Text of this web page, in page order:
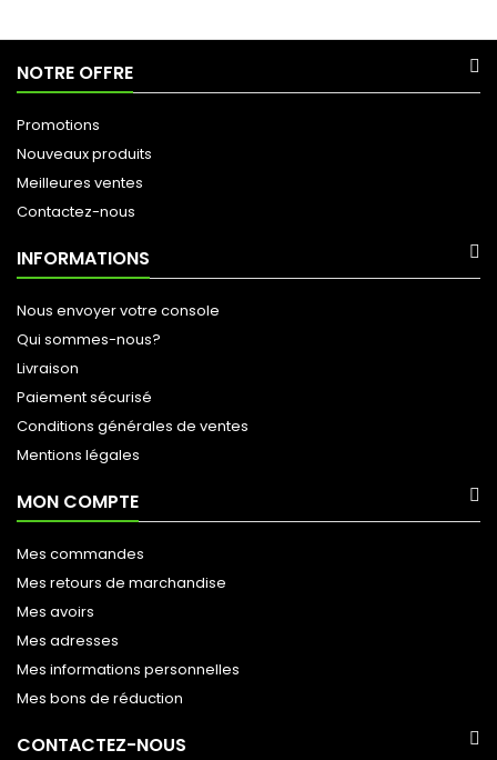
NOTRE OFFRE
Promotions
Nouveaux produits
Meilleures ventes
Contactez-nous
INFORMATIONS
Nous envoyer votre console
Qui sommes-nous?
Livraison
Paiement sécurisé
Conditions générales de ventes
Mentions légales
MON COMPTE
Mes commandes
Mes retours de marchandise
Mes avoirs
Mes adresses
Mes informations personnelles
Mes bons de réduction
CONTACTEZ-NOUS